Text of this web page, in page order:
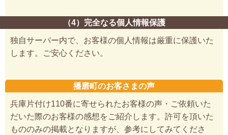
（4）完全なる個人情報保護
独自サーバー内で、お客様の個人情報は厳重に保護いた
します。ご安心ください。
播磨町のお客さまの声
兵庫片付け110番に寄せられたお客様の声・ご依頼いた
だいた際のお客様の感想をご紹介します。許可を頂いた
もののみの掲載となりますが、参考にしてみてくださ